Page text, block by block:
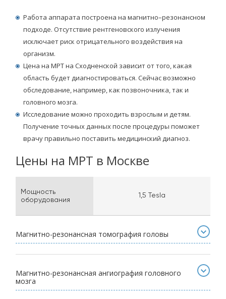
Работа аппарата построена на магнитно–резонансном
подходе. Отсутствие рентгеновского излучения
исключает риск отрицательного воздействия на
организм.
Цена на МРТ на Сходненской зависит от того, какая
область будет диагностироваться. Сейчас возможно
обследование, например, как позвоночника, так и
головного мозга.
Исследование можно проходить взрослым и детям.
Получение точных данных после процедуры поможет
врачу правильно поставить медицинский диагноз.
Цены на МРТ в Москве
Мощность
оборудования
1,5 Tesla
Магнитно-резонансная томография головы
Магнитно-резонансная ангиография головного
мозга